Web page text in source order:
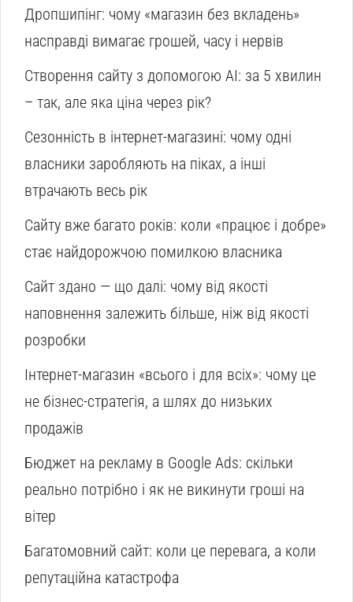
Дропшипінг: чому «магазин без вкладень»
насправді вимагає грошей, часу і нервів
Створення сайту з допомогою AI: за 5 хвилин
– так, але яка ціна через рік?
Сезонність в інтернет-магазині: чому одні
власники заробляють на піках, а інші
втрачають весь рік
Сайту вже багато років: коли «працює і добре»
стає найдорожчою помилкою власника
Сайт здано — що далі: чому від якості
наповнення залежить більше, ніж від якості
розробки
Інтернет-магазин «всього і для всіх»: чому це
не бізнес-стратегія, а шлях до низьких
продажів
Бюджет на рекламу в Google Ads: скільки
реально потрібно і як не викинути гроші на
вітер
Багатомовний сайт: коли це перевага, а коли
репутаційна катастрофа